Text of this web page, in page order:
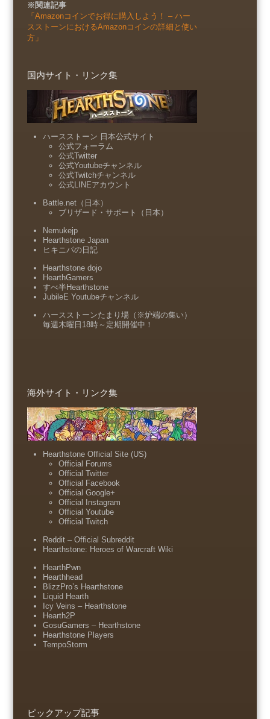
※関連記事
「Amazonコインでお得に購入しよう！ – ハー
スストーンにおけるAmazonコインの詳細と使い
方」
国内サイト・リンク集
ハースストーン 日本公式サイト
公式フォーラム
公式Twitter
公式Youtubeチャンネル
公式Twitchチャンネル
公式LINEアカウント
Battle.net（日本）
ブリザード・サポート（日本）
Nemukejp
Hearthstone Japan
ヒキニパの日記
Hearthstone dojo
HearthGamers
すべ半Hearthstone
JubileE Youtubeチャンネル
ハースストーンたまり場（※炉端の集い）
毎週木曜日18時～定期開催中！
海外サイト・リンク集
Hearthstone Official Site (US)
Official Forums
Official Twitter
Official Facebook
Official Google+
Official Instagram
Official Youtube
Official Twitch
Reddit – Official Subreddit
Hearthstone: Heroes of Warcraft Wiki
HearthPwn
Hearthhead
BlizzPro’s Hearthstone
Liquid Hearth
Icy Veins – Hearthstone
Hearth2P
GosuGamers – Hearthstone
Hearthstone Players
TempoStorm
ピックアップ記事